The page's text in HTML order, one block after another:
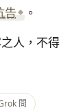
告 。
人，不得
問